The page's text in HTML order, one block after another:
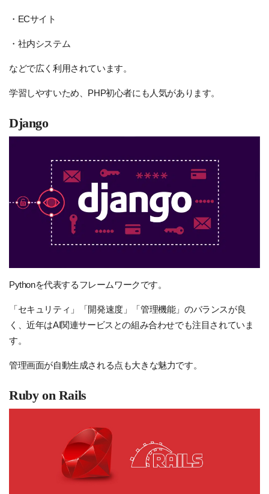
・ECサイト
・社内システム
などで広く利用されています。
学習しやすいため、PHP初心者にも人気があります。
Django
Pythonを代表するフレームワークです。
「セキュリティ」「開発速度」「管理機能」のバランスが良
く、近年はAI関連サービスとの組み合わせでも注目されていま
す。
管理画面が自動生成される点も大きな魅力です。
Ruby on Rails